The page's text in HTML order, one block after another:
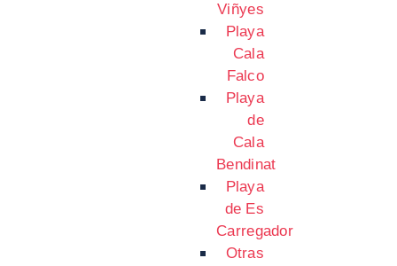
Viñyes
Playa
Cala
Falco
Playa
de
Cala
Bendinat
Playa
de Es
Carregador
Otras